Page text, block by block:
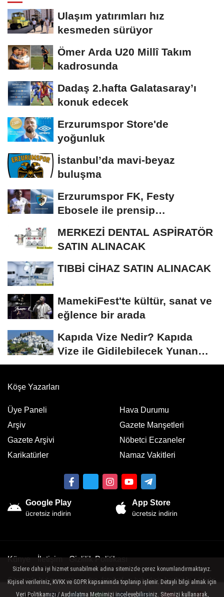
Ulaşım yatırımları hız
kesmeden sürüyor
Ömer Arda U20 Millî Takım
kadrosunda
Dadaş 2.hafta Galatasaray’ı
konuk edecek
Erzurumspor Store'de
yoğunluk
İstanbul’da mavi-beyaz
buluşma
Erzurumspor FK, Festy
Ebosele ile prensip
anlaşmasına vardı
MERKEZİ DENTAL ASPİRATÖR
SATIN ALINACAK
TIBBİ CİHAZ SATIN ALINACAK
MamekiFest'te kültür, sanat ve
eğlence bir arada
Kapıda Vize Nedir? Kapıda
Vize ile Gidilebilecek Yunan
Adaları
Köşe Yazarları
Üye Paneli
Arşiv
Gazete Arşivi
Karikatürler
Hava Durumu
Gazete Manşetleri
Nöbetci Eczaneler
Namaz Vakitleri
Google Play
ücretsiz indirin
App Store
ücretsiz indirin
Künye İletişim Gizlilik Politikası
Sitemizde bulunan yazı , video, fotoğraf ve haberlerin her hakkı saklıdır.
Sizlere daha iyi hizmet sunabilmek adına sitemizde çerez konumlandırmaktayız.
Kişisel verileriniz, KVKK ve GDPR kapsamında toplanıp işlenir. Detaylı bilgi almak için
Veri Politikamızı / Aydınlatma Metnimizi inceleyebilirsiniz. Sitemizi kullanarak,